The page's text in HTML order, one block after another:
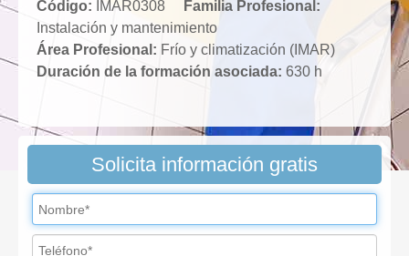
Código: IMAR0308
Familia Profesional:
Instalación y mantenimiento
Área Profesional: Frío y climatización (IMAR)
Duración de la formación asociada: 630 h
Solicita información gratis